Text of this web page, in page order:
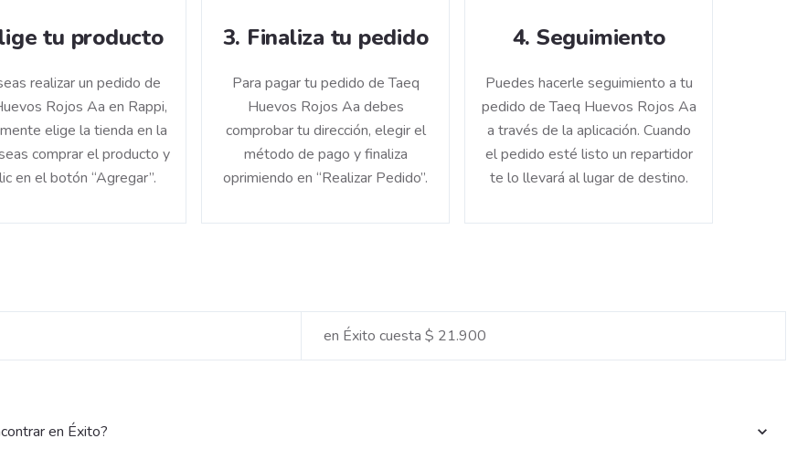
tu producto
realizar un pedido de
Rojos Aa en Rappi,
elige la tienda en la
comprar el producto y
en el botón “Agregar”.
3. Finaliza tu pedido
Para pagar tu pedido de Taeq
Huevos Rojos Aa debes
comprobar tu dirección, elegir el
método de pago y finaliza
oprimiendo en “Realizar Pedido”.
4. Seguimiento
Puedes hacerle seguimiento a tu
pedido de Taeq Huevos Rojos Aa
a través de la aplicación. Cuando
el pedido esté listo un repartidor
te lo llevará al lugar de destino.
en Éxito cuesta $ 21.900
en Éxito?